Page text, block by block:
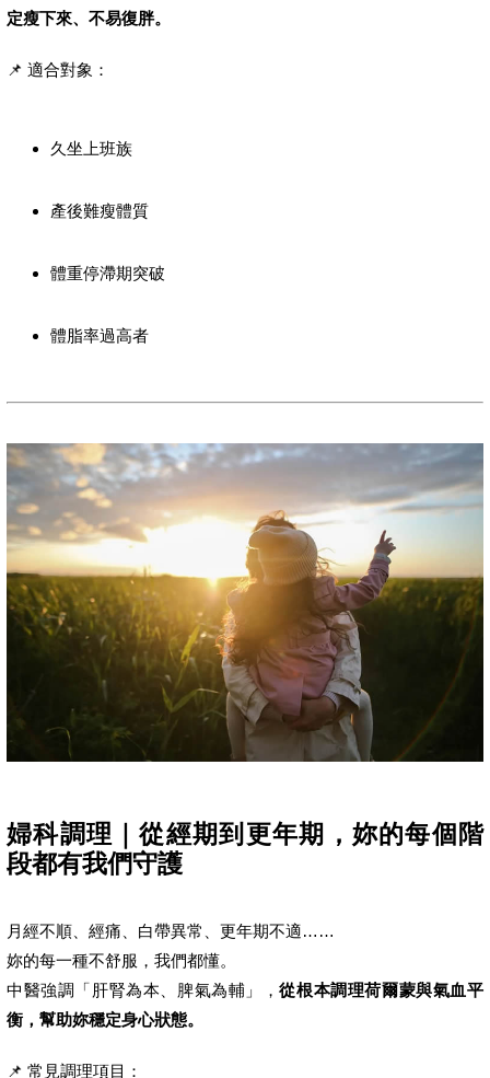
定瘦下來、不易復胖。
📌 適合對象：
久坐上班族
產後難瘦體質
體重停滯期突破
體脂率過高者
婦科調理｜從經期到更年期，妳的每個階
段都有我們守護
月經不順、經痛、白帶異常、更年期不適……
妳的每一種不舒服，我們都懂。
中醫強調「肝腎為本、脾氣為輔」，從根本調理荷爾蒙與氣血平
衡，幫助妳穩定身心狀態。
📌 常見調理項目：